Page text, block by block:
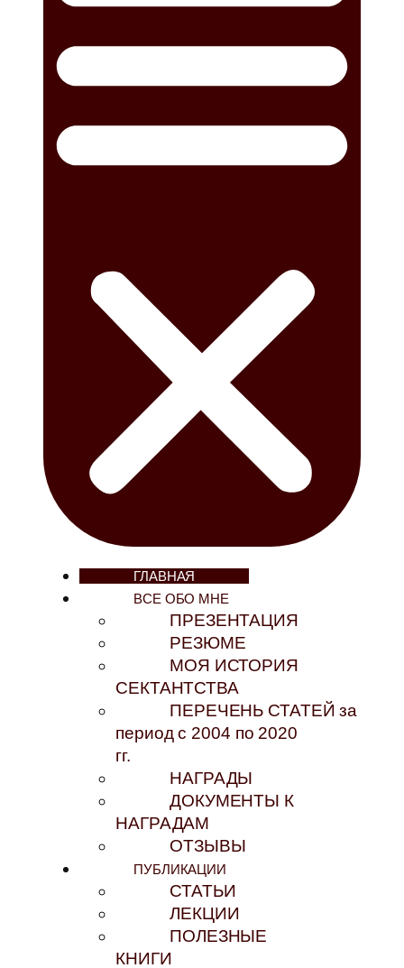
ГЛАВНАЯ
ВСЕ ОБО МНЕ
ПРЕЗЕНТАЦИЯ
РЕЗЮМЕ
МОЯ ИСТОРИЯ
СЕКТАНТСТВА
ПЕРЕЧЕНЬ СТАТЕЙ за
период с 2004 по 2020
гг.
НАГРАДЫ
ДОКУМЕНТЫ К
НАГРАДАМ
ОТЗЫВЫ
ПУБЛИКАЦИИ
СТАТЬИ
ЛЕКЦИИ
ПОЛЕЗНЫЕ
КНИГИ